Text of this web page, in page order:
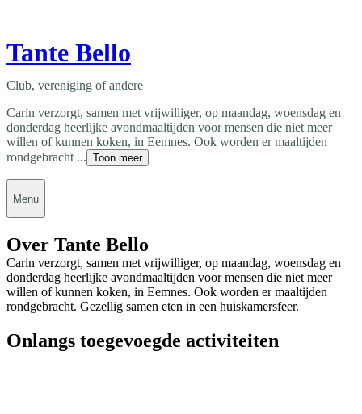
Tante Bello
Club, vereniging of andere
Carin verzorgt, samen met vrijwilliger, op maandag, woensdag en
donderdag heerlijke avondmaaltijden voor mensen die niet meer
willen of kunnen koken, in Eemnes. Ook worden er maaltijden
rondgebracht ... Toon meer
Menu
Over Tante Bello
Carin verzorgt, samen met vrijwilliger, op maandag, woensdag en
donderdag heerlijke avondmaaltijden voor mensen die niet meer
willen of kunnen koken, in Eemnes. Ook worden er maaltijden
rondgebracht. Gezellig samen eten in een huiskamersfeer.
Onlangs toegevoegde activiteiten